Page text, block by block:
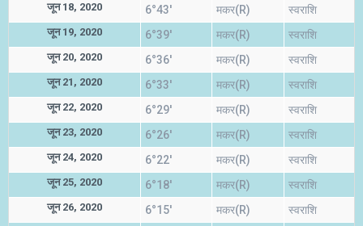
जून 18, 2020 6°43' मकर(R) स्वराशि
जून 19, 2020 6°39' मकर(R) स्वराशि
जून 20, 2020 6°36' मकर(R) स्वराशि
जून 21, 2020 6°33' मकर(R) स्वराशि
जून 22, 2020 6°29' मकर(R) स्वराशि
जून 23, 2020 6°26' मकर(R) स्वराशि
जून 24, 2020 6°22' मकर(R) स्वराशि
जून 25, 2020 6°18' मकर(R) स्वराशि
जून 26, 2020 6°15' मकर(R) स्वराशि